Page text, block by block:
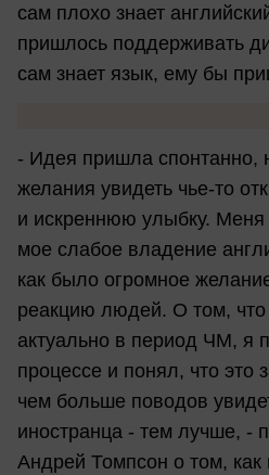
сам плохо знает
пришлось поддерживать
сам знает язык, ему бы
- Идея пришла спонтанно,
желания увидеть чье-то
и искреннюю улыбку.
мое слабое владение
как было огромное
реакцию людей. О том, что
актуально в период ЧМ, я
процессе и понял, что это
чем больше поводов
иностранца - тем лучше, -
Андрей Томпсон о том, как